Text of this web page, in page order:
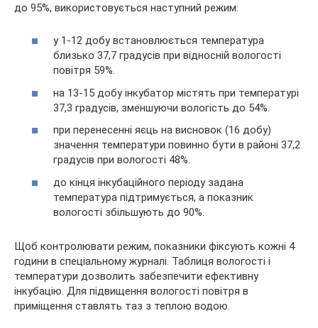
до 95%, використовується наступний режим:
у 1-12 добу встановлюється температура
близько 37,7 градусів при відносній вологості
повітря 59%.
на 13-15 добу інкубатор містять при температурі
37,3 градусів, зменшуючи вологість до 54%.
при перенесенні яєць на висновок (16 добу)
значення температури повинно бути в районі 37,2
градусів при вологості 48%.
до кінця інкубаційного періоду задана
температура підтримується, а показник
вологості збільшують до 90%.
Щоб контролювати режим, показники фіксують кожні 4
години в спеціальному журналі. Таблиця вологості і
температури дозволить забезпечити ефективну
інкубацію. Для підвищення вологості повітря в
приміщення ставлять таз з теплою водою.